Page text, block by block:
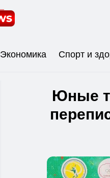
Экономика Спорт и
Юные